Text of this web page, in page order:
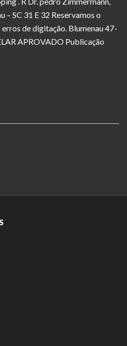
– SC 31 E 32 Reservamos o
de digitação. Blumenau 47-
APROVADO Publicação